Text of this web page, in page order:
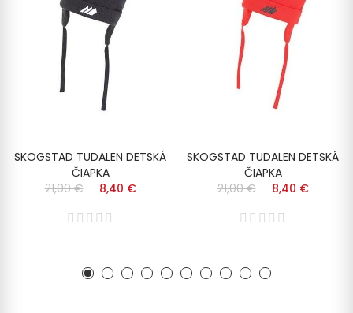
SKOGSTAD TUDALEN DETSKÁ
ČIAPKA
21,00 €
8,40 €
SKOGSTAD TUDALEN DETSKÁ
ČIAPKA
21,00 €
8,40 €